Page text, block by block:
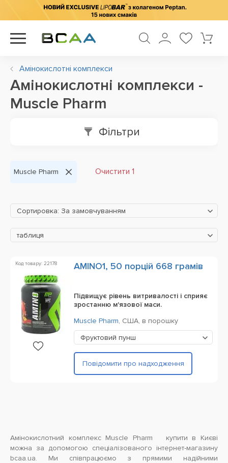
Амінокислотні комплекси
Амінокислотні комплекси -
Muscle Pharm
Фільтри
Muscle Pharm Очистити 1
Сортировка: За замовчуванням
таблиця
Код товару: 22178 AMINO1, 50 порцій 668 грамів
Підвищує рівень витривалості і сприяє
зростанню м'язової маси.
Muscle Pharm, США, в порошку
Фруктовий пунш
Повідомити про надходження
Амінокислотний комплекс Muscle Pharm купити в Києві
можна за допомогою спеціалізованого інтернет-магазину
bcaa.ua. Ми співпрацюємо з прямими надійними